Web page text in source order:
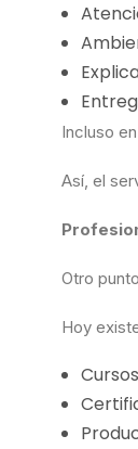
Incluso
Así, el
Otro
Hoy